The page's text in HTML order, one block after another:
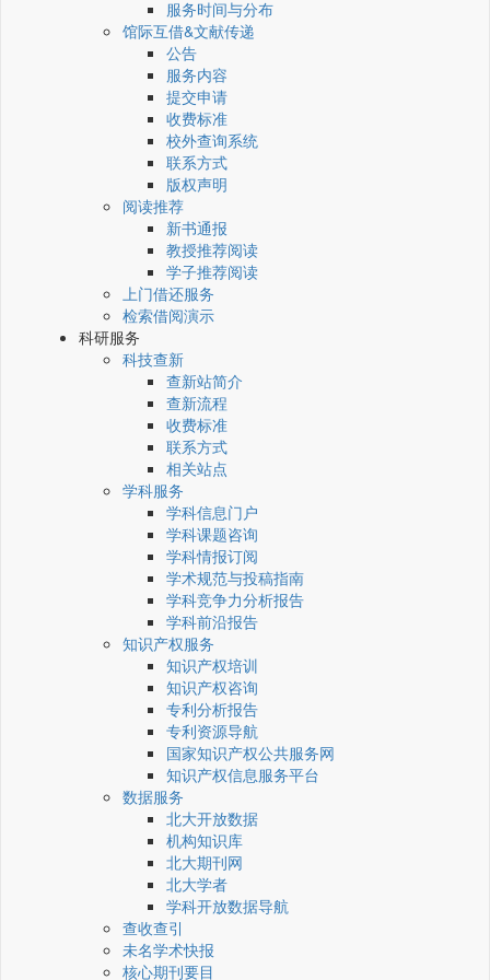
服务时间与分布
馆际互借&文献传递
公告
服务内容
提交申请
收费标准
校外查询系统
联系方式
版权声明
阅读推荐
新书通报
教授推荐阅读
学子推荐阅读
上门借还服务
检索借阅演示
科研服务
科技查新
查新站简介
查新流程
收费标准
联系方式
相关站点
学科服务
学科信息门户
学科课题咨询
学科情报订阅
学术规范与投稿指南
学科竞争力分析报告
学科前沿报告
知识产权服务
知识产权培训
知识产权咨询
专利分析报告
专利资源导航
国家知识产权公共服务网
知识产权信息服务平台
数据服务
北大开放数据
机构知识库
北大期刊网
北大学者
学科开放数据导航
查收查引
未名学术快报
核心期刊要目